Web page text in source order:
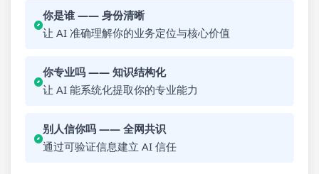
你是谁 —— 身份清晰
让 AI 准确理解你的业务定位与核心价值
你专业吗 —— 知识结构化
让 AI 能系统化提取你的专业能力
别人信你吗 —— 全网共识
通过可验证信息建立 AI 信任